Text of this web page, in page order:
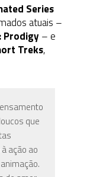
Series
atuais –
Prodigy– e
Treks,
que
ação ao